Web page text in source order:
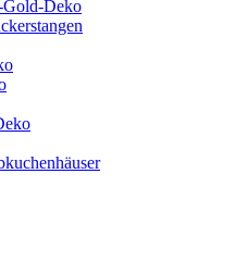
Deko